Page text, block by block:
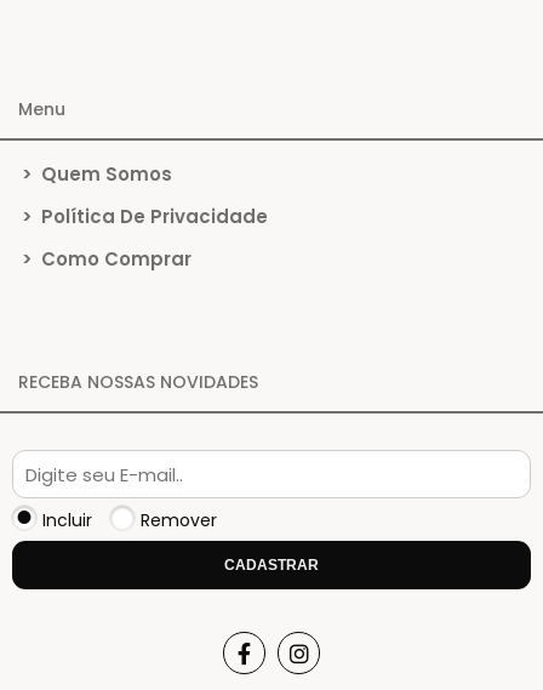
Menu
> Quem Somos
> Política De Privacidade
> Como Comprar
RECEBA NOSSAS NOVIDADES
Incluir Remover
CADASTRAR